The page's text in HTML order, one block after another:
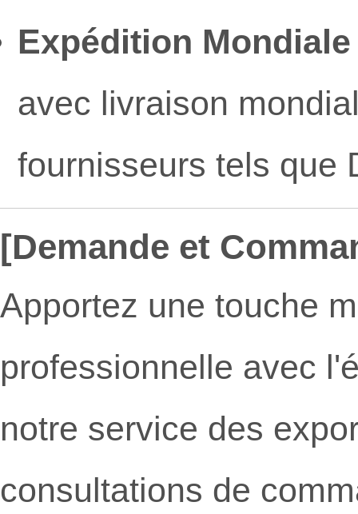
Expédition
avec livraison
fournisseurs tels que
[Demande et
Apportez une touche
professionnelle avec
notre service des
consultations de